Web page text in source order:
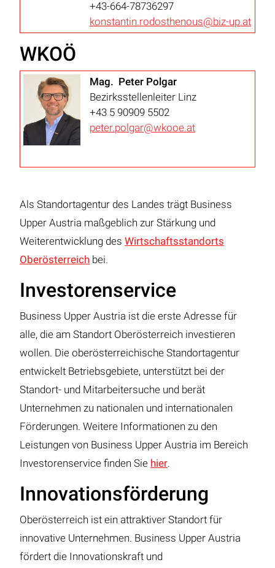
+43-664-78736297
konstantin.rodosthenous@biz-up.at
WKOÖ
Mag. Peter Polgar
Bezirksstellenleiter Linz
+43 5 90909 5502
peter.polgar@wkooe.at
Als Standortagentur des Landes trägt Business
Upper Austria maßgeblich zur Stärkung und
Weiterentwicklung des Wirtschaftsstandorts
Oberösterreich bei.
Investorenservice
Business Upper Austria ist die erste Adresse für
alle, die am Standort Oberösterreich investieren
wollen. Die oberösterreichische Standortagentur
entwickelt Betriebsgebiete, unterstützt bei der
Standort- und Mitarbeitersuche und berät
Unternehmen zu nationalen und internationalen
Förderungen. Weitere Informationen zu den
Leistungen von Business Upper Austria im Bereich
Investorenservice finden Sie hier.
Innovationsförderung
Oberösterreich ist ein attraktiver Standort für
innovative Unternehmen. Business Upper Austria
fördert die Innovationskraft und